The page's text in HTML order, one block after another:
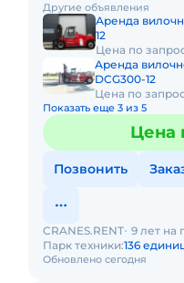
Грузоподъемность
Другие объявления
Аренда
12
Цена по
Аренда
DCG300-12
Цена по
Показать еще 3 из 5
Цена
Позвонить
Обновлено сегодня
CRANES.RENT 9 лет на
Парк техники:136